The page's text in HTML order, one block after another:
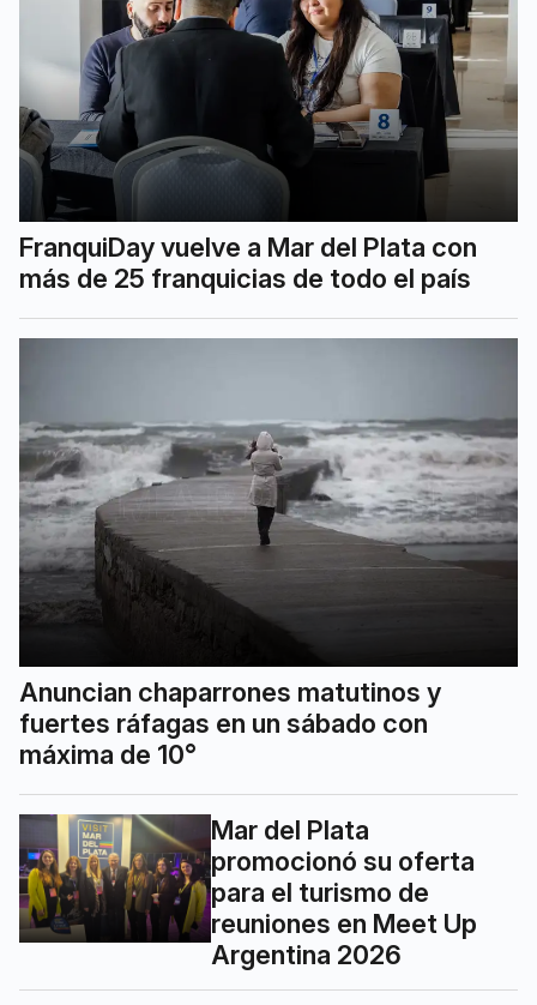
FranquiDay vuelve a Mar del Plata con
más de 25 franquicias de todo el país
Anuncian chaparrones matutinos y
fuertes ráfagas en un sábado con
máxima de 10°
Mar del Plata
promocionó su oferta
para el turismo de
reuniones en Meet Up
Argentina 2026